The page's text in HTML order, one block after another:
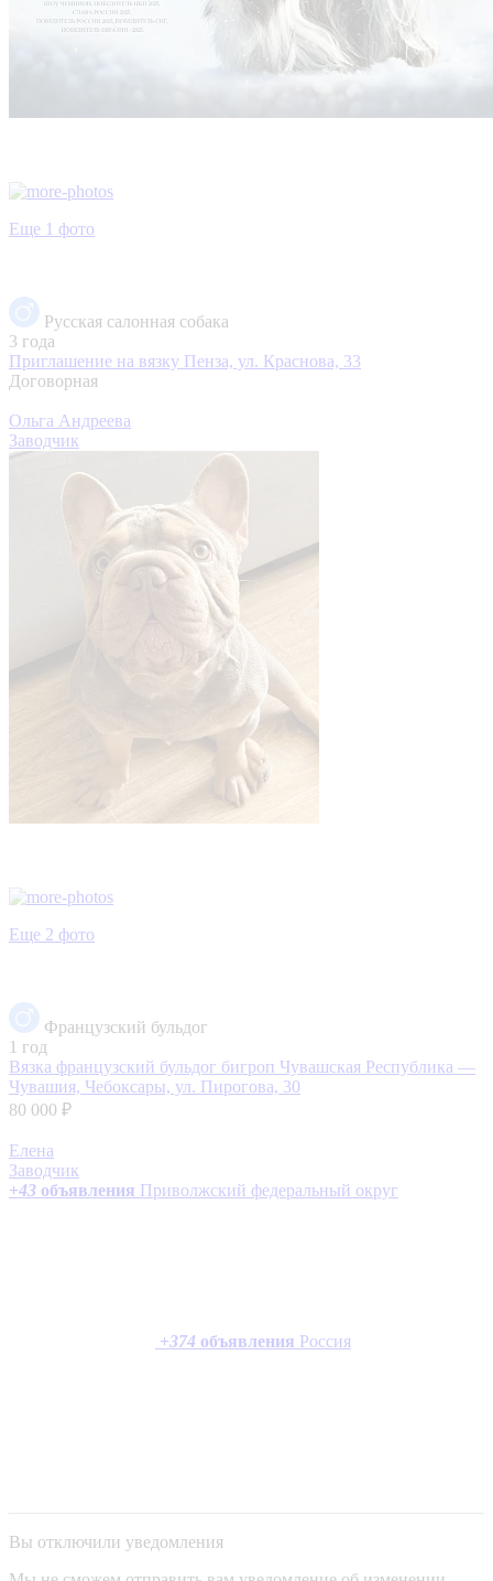
Еще 1 фото
Русская салонная собака
3 года
Приглашение на вязку Пенза, ул. Краснова, 33
Договорная
Ольга Андреева
Заводчик
Еще 2 фото
Французский бульдог
1 год
Вязка французский бульдог бигроп Чувашская Республика —
Чувашия, Чебоксары, ул. Пирогова, 30
80 000 ₽
Елена
Заводчик
+43 объявления Приволжский федеральный округ
+374 объявления Россия
Вы отключили уведомления